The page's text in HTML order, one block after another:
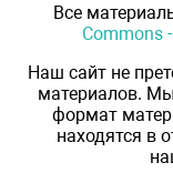
Все
Commons
Наш сайт не
материалов.
формат
находятся в